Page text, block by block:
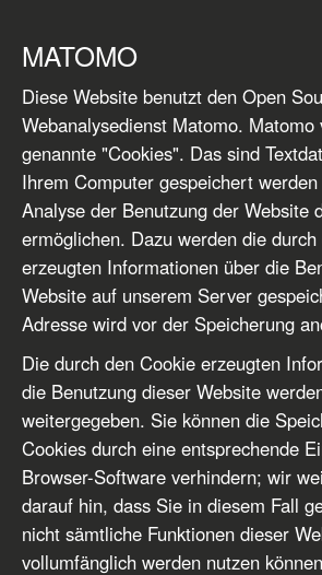
MATOMO
Diese Website benutzt den Open
Webanalysedienst Matomo.
genannte "Cookies". Das sind
Ihrem Computer gespeichert
Analyse der Benutzung der Website
ermöglichen. Dazu werden die
erzeugten Informationen über die
Website auf unserem Server
Adresse wird vor der Speicherung
Die durch den Cookie erzeugten
die Benutzung dieser Website
weitergegeben. Sie können die
Cookies durch eine entsprechende
Browser-Software verhindern; wir
darauf hin, dass Sie in diesem Fall
nicht sämtliche Funktionen dieser
vollumfänglich werden nutzen